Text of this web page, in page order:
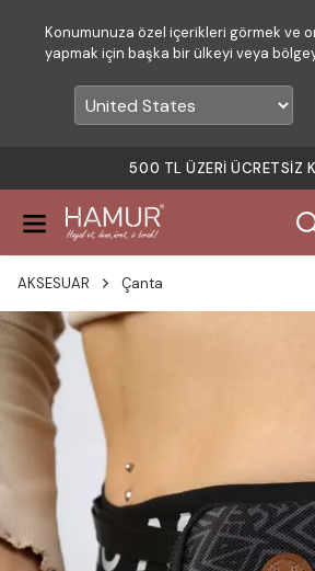
Konumunuza özel içerikleri görmek ve
yapmak için başka bir ülkeyi veya
500 TL ÜZERI ÜCRETSIZ
AKSESUAR Çanta